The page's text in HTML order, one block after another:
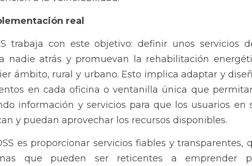
real
trabaja con este objetivo: definir unos servicios
nadie atrás y promuevan la rehabilitación
ámbito, rural y urbano. Esto implica adaptar y
en cada oficina o ventanilla única que
información y servicios para que los usuarios en
y puedan aprovechar los recursos disponibles.
es proporcionar servicios fiables y transparentes,
que pueden ser reticentes a emprender